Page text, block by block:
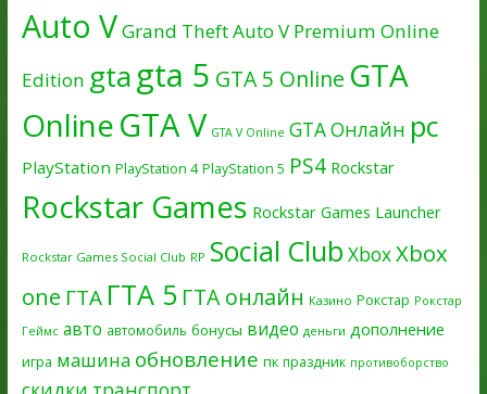
Auto VGrand Theft Auto V Premium Online
Edition gtagta 5 GTA 5 Online GTA
OnlineGTA V GTA V Online GTA Онлайн pc
PlayStation PlayStation 4 PlayStation 5 PS4 Rockstar
Rockstar Games Rockstar Games Launcher
Rockstar Games Social Club RP Social Club XboxXbox
one ГТА ГТА 5 ГТА онлайн Казино Рокстар Рокстар
Геймс авто автомобиль бонусы видео деньги дополнение
игра машина обновление пк праздник противоборство